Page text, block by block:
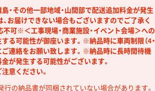
・その他一部地域・山間部で配送追加料金が発生
お届けできない場合もございますのでご了承く
可※＜工事現場・商業施設・イベント会場＞への
る可能性が御座います。※納品時に車両制限（4・
ご連絡をお願い致します。※納品時に長時間待機
が発生する可能性がございます。
意ください。
行の納品書が同梱されていない場合があります。